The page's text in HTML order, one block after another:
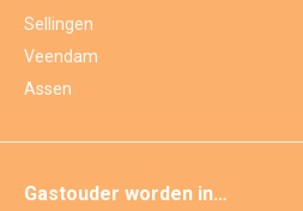
Sellingen
Veendam
Assen
Gastouder worden in…